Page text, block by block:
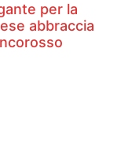
per la
abbraccia